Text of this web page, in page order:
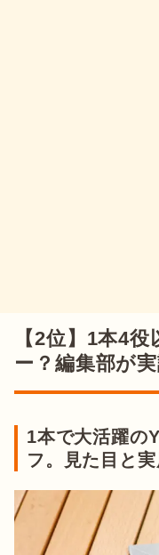
【2位】1本4
ー？編集部が
1本で大活躍の
フ。見た目と